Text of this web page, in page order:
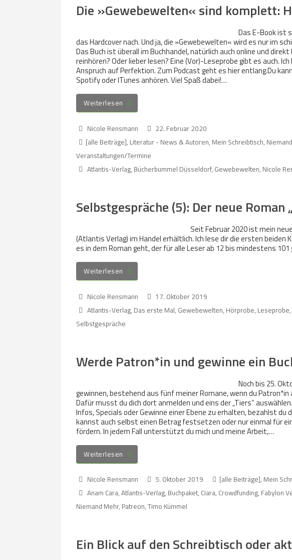
Die »Gewebewelten« sind komplett:
Das E-Book ist
das Hardcover nach. Und ja, die »Gewebewelten« wird es nur im
Das Buch ist überall im Buchhandel, natürlich auch online und
reinhören? Oder lieber lesen? Eine (Vor)-Leseprobe gibt es auch.
Anspruch auf Perfektion. Zum Podcast geht es hier entlang.Du
Spotify oder ITunes anhören. Viel Spaß dabei!…
Weiterlesen
Nicole Rensmann
22. Februar 2020
[alle Beiträge], Literatur - News & Autoren, Mein Schreibtisch,
Veranstaltungen/Termine
Atlantis-Verlag, Bücherbummel Düsseldorf, Gewebewelten, Nicole
Selbstgespräche (5): Der neue Roman
Seit Februar 2020 ist mein
(Atlantis Verlag) im Handel erhältlich. Ich lese dir die ersten
es in dem Roman geht, der für alle Leser ab 12 bis mindestens
Weiterlesen
Nicole Rensmann
17. Oktober 2019
Atlantis-Verlag, Das erste Mal, Gewebewelten, Hörprobe, Leseprobe,
Selbstgespräche
Werde Patron*in und gewinne ein
Noch bis 25.
gewinnen, bestehend aus fünf meiner Romane, wenn du
Dafür musst du dich dort anmelden und eins der „Tiers“
Infos, Specials oder Gewinne einer Ebene zu erhalten, bezahlst
kannst auch selbst einen Betrag festsetzen oder nur einmal für
fördern. In jedem Fall unterstützt du mich und meine Arbeit,…
Weiterlesen
Nicole Rensmann 5. Oktober 2019 [alle Beiträge], Mein
Anam Cara,Atlantis-Verlag, Buchpaket, Ciara, Crowdfunding, Fabylon
Niemand Mehr, Patreon, Timo Kümmel
Ein Blick auf den Schreibtisch oder